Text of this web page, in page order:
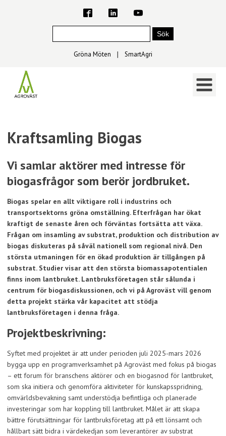
Gröna Möten ∣ SmartAgri
Kraftsamling Biogas
Vi samlar aktörer med intresse för
biogasfrågor som berör jordbruket.
Biogas spelar en allt viktigare roll i industrins och
transportsektorns gröna omställning. Efterfrågan har ökat
kraftigt de senaste åren och förväntas fortsätta att växa.
Frågan om insamling av substrat, produktion och distribution av
biogas diskuteras på såväl nationell som regional nivå. Den
största utmaningen för en ökad produktion är tillgången på
substrat. Studier visar att den största biomassapotentialen
finns inom lantbruket. Lantbruksföretagen står sålunda i
centrum för biogasdiskussionen, och vi på Agroväst vill genom
detta projekt stärka vår kapacitet att stödja
lantbruksföretagen i denna fråga.
Projektbeskrivning:
Syftet med projektet är att under perioden juli 2025-mars 2026
bygga upp en programverksamhet på Agroväst med fokus på biogas
– ett forum för branschens aktörer och en biogasnod för lantbruket,
som ska initiera och genomföra aktiviteter för kunskapsspridning,
omvärldsbevakning samt understödja befintliga och planerade
investeringar som har koppling till lantbruket. Målet är att skapa
bättre förutsättningar för lantbruksföretag att på ett lönsamt och
hållbart sätt bidra i värdekedjan som leverantörer av substrat